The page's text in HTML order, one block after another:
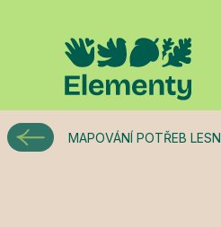
MAPOVÁNÍ POTŘEB